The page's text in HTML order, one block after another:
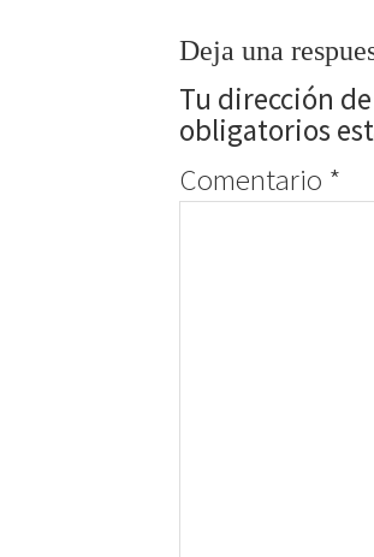
Deja una
Tu dirección
obligatorios
Comentario *